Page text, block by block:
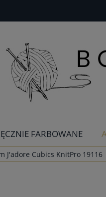
FARBOWANE
J'adore Cubics KnitPro 19116